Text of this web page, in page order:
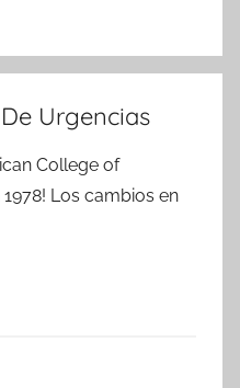
Urgencias
College of
Los cambios en